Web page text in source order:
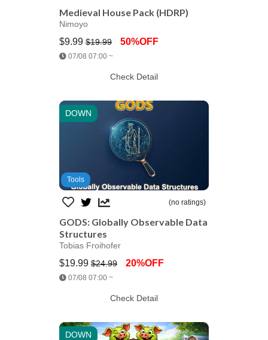
Medieval House Pack (HDRP)
Nimoyo
$9.99 $19.99 50%OFF
07/08 07:00 ~
Check Detail
DOWN
Jump AssetStore
Tools
(no ratings)
GODS: Globally Observable Data
Structures
Tobias Froihofer
$19.99 $24.99 20%OFF
07/08 07:00 ~
Check Detail
DOWN
Jump AssetStore